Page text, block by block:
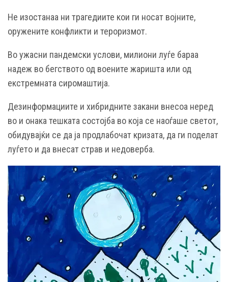
Не изостанаа ни трагедиите кои ги носат војните,
оружените конфликти и тероризмот.
Во ужасни пандемски услови, милиони луѓе бараа
надеж во бегството од воените жаришта или од
екстремната сиромаштија.
Дезинформациите и хибридните закани внесоа неред
во и онака тешката состојба во која се наоѓаше светот,
обидувајќи се да ја продлабочат кризата, да ги поделат
луѓето и да внесат страв и недоверба.